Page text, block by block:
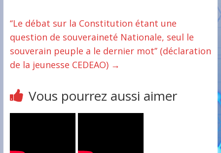
‘‘Le débat sur la Constitution étant une
question de souveraineté Nationale, seul le
souverain peuple a le dernier mot’’ (déclaration
de la jeunesse CEDEAO) →
Vous pourrez aussi aimer